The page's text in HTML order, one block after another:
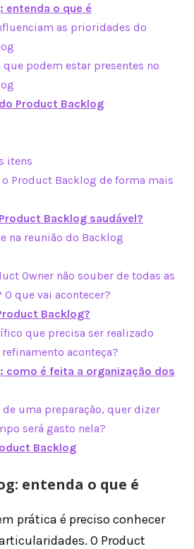
entenda o que é
as prioridades do
podem estar presentes no
Product Backlog
itens
Product Backlog de forma mais
Backlog saudável?
na reunião do Backlog
Owner não souber de todas as
O que vai acontecer?
Backlog?
que precisa ser realizado
aconteça?
como é feita a organização dos
uma preparação, quer dizer
será gasto nela?
Backlog
entenda o que é
prática é preciso conhecer
O Product